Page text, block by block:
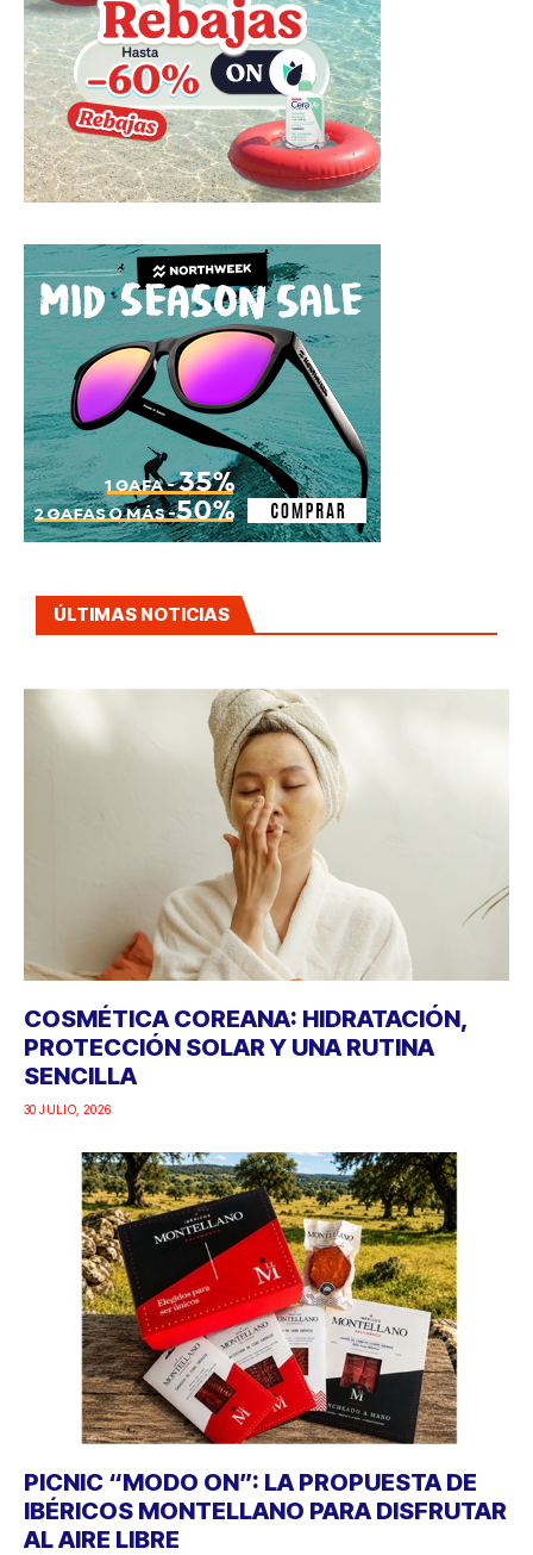
ÚLTIMAS NOTICIAS
COSMÉTICA COREANA: HIDRATACIÓN,
PROTECCIÓN SOLAR Y UNA RUTINA
SENCILLA
30 JULIO, 2026
PICNIC “MODO ON”: LA PROPUESTA DE
IBÉRICOS MONTELLANO PARA DISFRUTAR
AL AIRE LIBRE